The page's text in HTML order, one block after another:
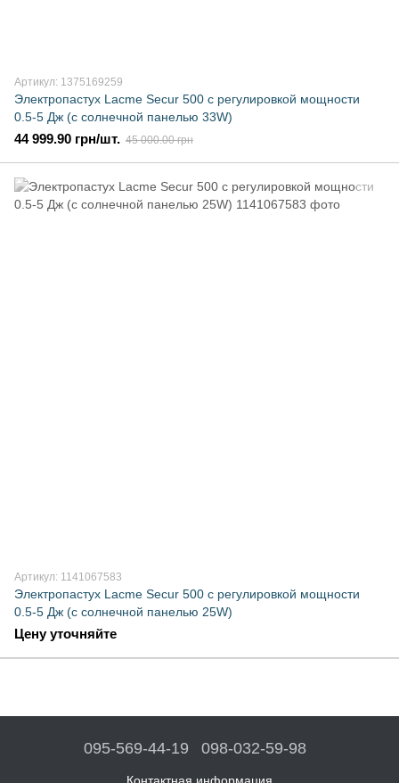
Артикул: 1375169259
Электропастух Lacme Secur 500 с регулировкой мощности
0.5-5 Дж (с солнечной панелью 33W)
44 999.90 грн/шт. 45 000.00 грн
Артикул: 1141067583
Электропастух Lacme Secur 500 с регулировкой мощности
0.5-5 Дж (с солнечной панелью 25W)
Цену уточняйте
095-569-44-19 098-032-59-98